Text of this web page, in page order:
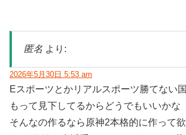
匿名 より:
2026年5月30日 5:53 am
Eスポーツとかリアルスポーツ勝てない
もって見下してるからどうでもいいかな
そんなの作るなら原神2本格的に作って